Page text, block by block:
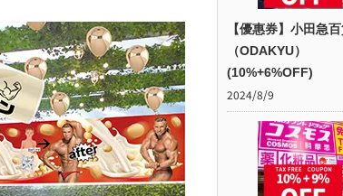
【優惠券】小田急
（ODAKYU）
(10%+6%OFF)
2024/8/9